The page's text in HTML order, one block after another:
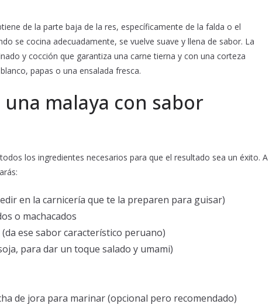
de la parte baja de la res, específicamente de la falda o el
se cocina adecuadamente, se vuelve suave y llena de sabor. La
y cocción que garantiza una carne tierna y con una corteza
papas o una ensalada fresca.
malaya con sabor
los ingredientes necesarios para que el resultado sea un éxito. A
en la carnicería que te la preparen para guisar)
o machacados
(da ese sabor característico peruano)
para dar un toque salado y umami)
de jora para marinar (opcional pero recomendado)